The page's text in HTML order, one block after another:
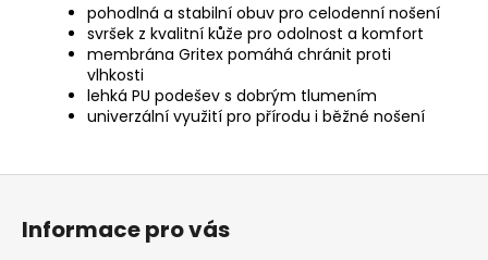
pohodlná a stabilní obuv pro celodenní nošení
svršek z kvalitní kůže pro odolnost a komfort
membrána Gritex pomáhá chránit proti
vlhkosti
lehká PU podešev s dobrým tlumením
univerzální využití pro přírodu i běžné nošení
Z
Informace pro vás